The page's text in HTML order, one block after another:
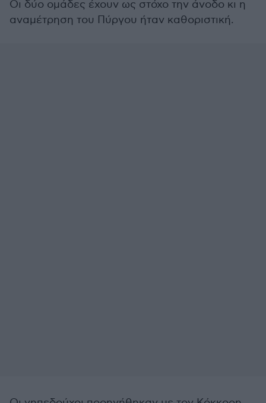
Οι δύο ομάδες έχουν ως στόχο την άνοδο κι η
αναμέτρηση του Πύργου ήταν καθοριστική.